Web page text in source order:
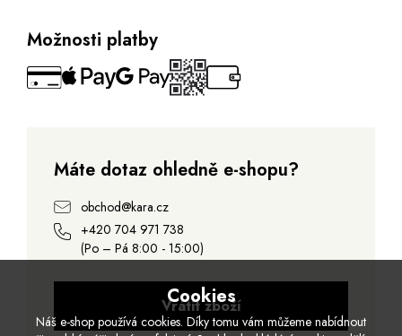
Možnosti platby
Máte dotaz ohledně e-shopu?
obchod@kara.cz
+420 704 971 738
(Po – Pá 8:00 - 15:00)
Vrátit zboží
Cookies
Náš e-shop používá cookies. Díky tomu vám můžeme nabídnout